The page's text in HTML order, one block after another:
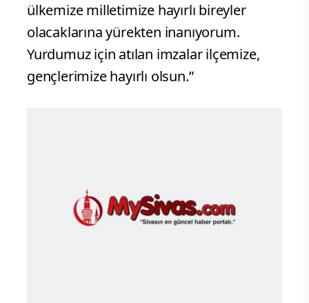
ülkemize milletimize hayırlı bireyler
olacaklarına yürekten inanıyorum.
Yurdumuz için atılan imzalar ilçemize,
gençlerimize hayırlı olsun.”